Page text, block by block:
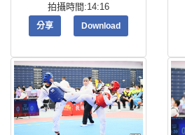
拍攝時間:14:16
分享 Download